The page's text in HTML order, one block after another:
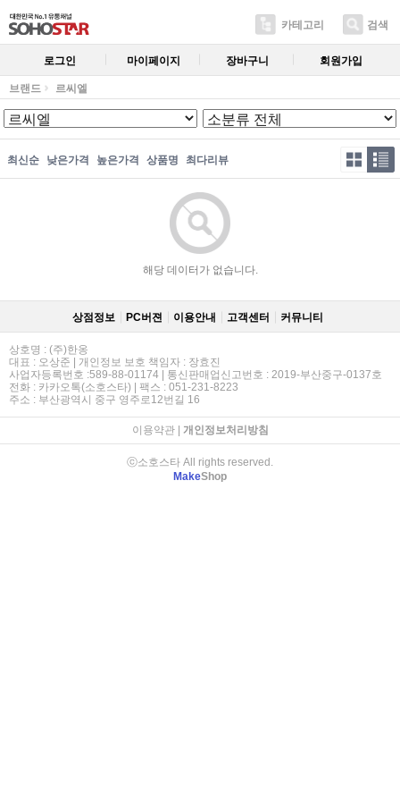
카테고리 검색
로그인 마이페이지 장바구니 회원가입
브랜드 르씨엘
최신순 낮은가격 높은가격 상품명 최다리뷰
해당 데이터가 없습니다.
상점정보 PC버젼 이용안내 고객센터 커뮤니티
상호명 : (주)한옹
대표 : 오상준 | 개인정보 보호 책임자 : 장효진
사업자등록번호 :589-88-01174 | 통신판매업신고번호 : 2019-부산중구-0137호
전화 : 카카오톡(소호스타) | 팩스 : 051-231-8223
주소 : 부산광역시 중구 영주로12번길 16
이용약관| 개인정보처리방침
ⓒ소호스타 All rights reserved.
MakeShop